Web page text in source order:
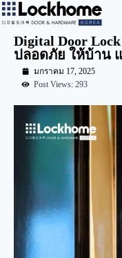
Digital Door
ปลอดภัย ให้บ้าน
มกราคม 17, 2025
Post Views: 293